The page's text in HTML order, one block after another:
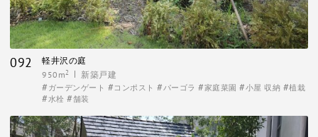
092
軽井沢の庭
950m2 新築戸建
ガーデンゲート コンポスト パーゴラ 家庭菜園 小屋 収納
植栽
水栓
舗装